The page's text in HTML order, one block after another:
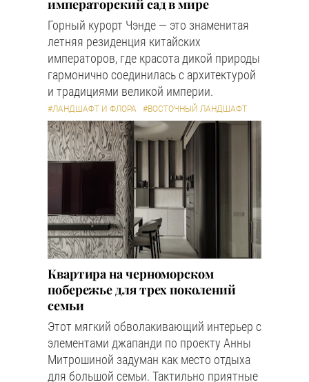
императорский сад в мире
Горный курорт Чэнде — это знаменитая
летняя резиденция китайских
императоров, где красота дикой природы
гармонично соединилась с архитектурой
и традициями великой империи.
#ЛАНДШАФТ И ФЛОРА #ВОСТОЧНЫЙ ЛАНДШАФТ
Квартира на черноморском
побережье для трех поколений
семьи
Этот мягкий обволакивающий интерьер с
элементами джапанди по проекту Анны
Митрошиной задуман как место отдыха
для большой семьи. Тактильно приятные